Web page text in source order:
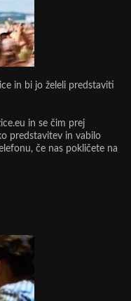
in bi jo želeli predstaviti
in se čim prej
predstavitev in vabilo
če nas pokličete na